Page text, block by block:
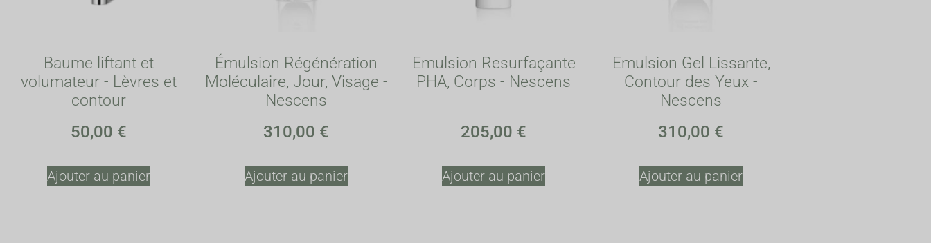
Baume liftant et
volumateur - Lèvres et
contour
50,00 €
Ajouter au panier
Émulsion Régénération
Moléculaire, Jour, Visage -
Nescens
310,00 €
Ajouter au panier
Emulsion Resurfaçante
PHA, Corps - Nescens
205,00 €
Ajouter au panier
Emulsion Gel Lissante,
Contour des Yeux -
Nescens
310,00 €
Ajouter au panier